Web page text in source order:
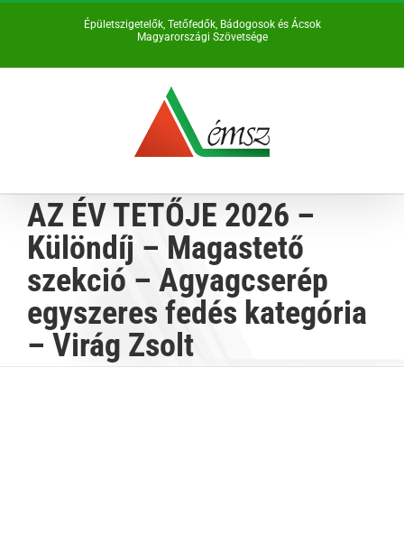
Épületszigetelők, Tetőfedők, Bádogosok és Ácsok
Magyarországi Szövetsége
AZ ÉV TETŐJE 2026 –
Különdíj – Magastető
szekció – Agyagcserép
egyszeres fedés kategória
– Virág Zsolt